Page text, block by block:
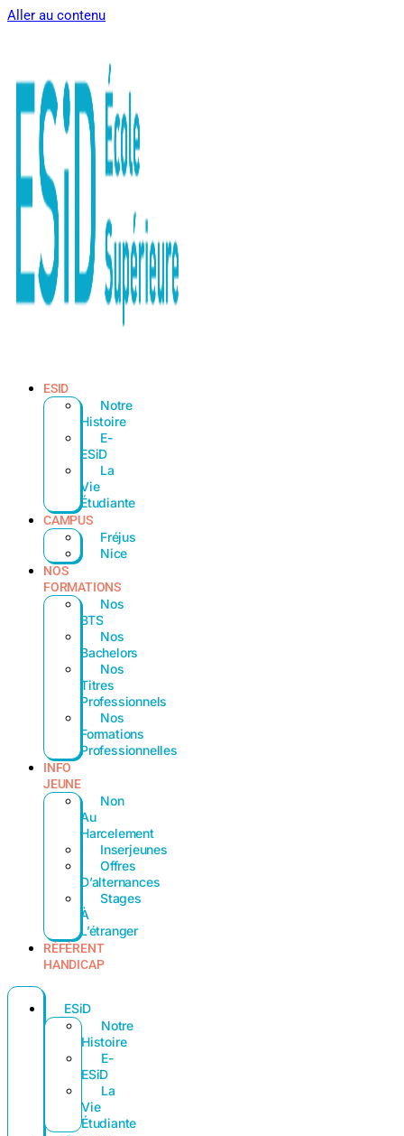
Aller au contenu
ESID
Notre
Histoire
E-
ESiD
La
Vie
Étudiante
CAMPUS
Fréjus
Nice
NOS
FORMATIONS
Nos
BTS
Nos
Bachelors
Nos
Titres
Professionnels
Nos
Formations
Professionnelles
INFO
JEUNE
Non
Au
Harcelement
Inserjeunes
Offres
D’alternances
Stages
À
L’étranger
RÉFÉRENT
HANDICAP
ESiD
Notre
Histoire
E-
ESiD
La
Vie
Étudiante